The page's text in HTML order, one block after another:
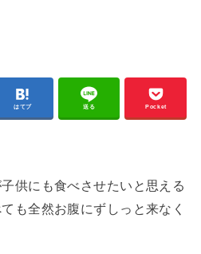
はてブ 送る Pocket
供にも食べさせたいと思える
も全然お腹にずしっと来なく